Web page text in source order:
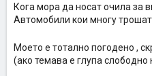
Кога мора да носат очила за
Автомобили кои многу трошат.
Моето е тотално погодено ,
(ако темава е глупа слободно